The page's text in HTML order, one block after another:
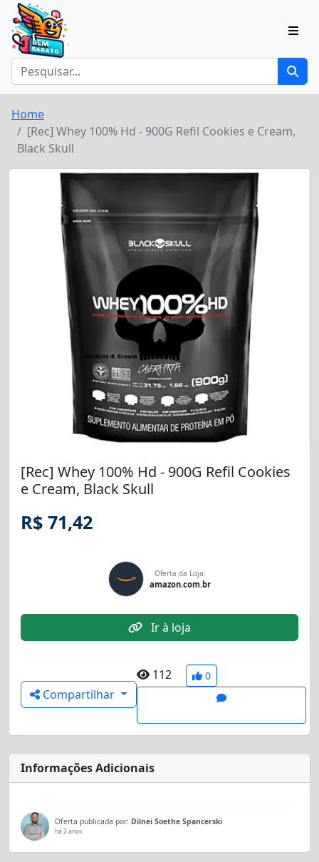
Home
[Rec] Whey 100% Hd - 900G Refil Cookies e Cream,
Black Skull
[Rec] Whey 100% Hd - 900G Refil Cookies
e Cream, Black Skull
R$ 71,42
Oferta da Loja:
amazon.com.br
Ir à loja
Compartilhar
112 0
Informações Adicionais
Oferta publicada por: Dilnei Soethe Spancerski
há 2 anos